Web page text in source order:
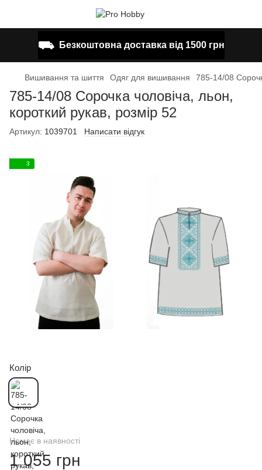
⛟ Безкоштовна доставка від 1500 грн
Вишивання та шиття Одяг для вишивання 785-14/08
785-14/08 Сорочка чоловіча, льон,
короткий рукав, розмір 52
Артикул: 1039701 Написати відгук
3
Колір
Немає в наявності
1 055 грн